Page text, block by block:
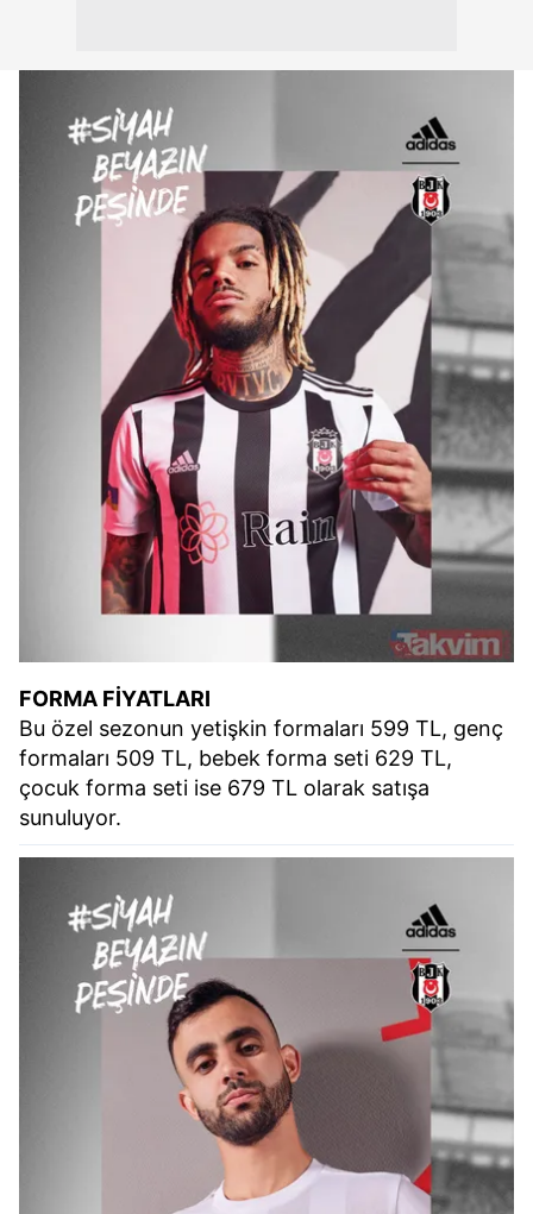
FORMA FİYATLARI
Bu özel sezonun yetişkin formaları 599 TL, genç
formaları 509 TL, bebek forma seti 629 TL,
çocuk forma seti ise 679 TL olarak satışa
sunuluyor.